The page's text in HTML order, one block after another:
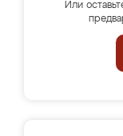
Или